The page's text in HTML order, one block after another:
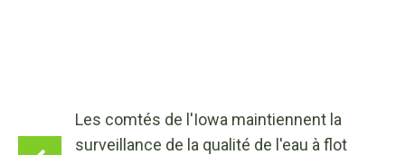
Les comtés de l'Iowa maintiennent la
surveillance de la qualité de l'eau à flot